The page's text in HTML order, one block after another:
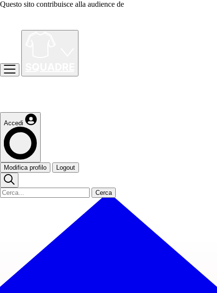
Questo sito contribuisce alla audience de
Accedi
Modifica profilo Logout
Cerca